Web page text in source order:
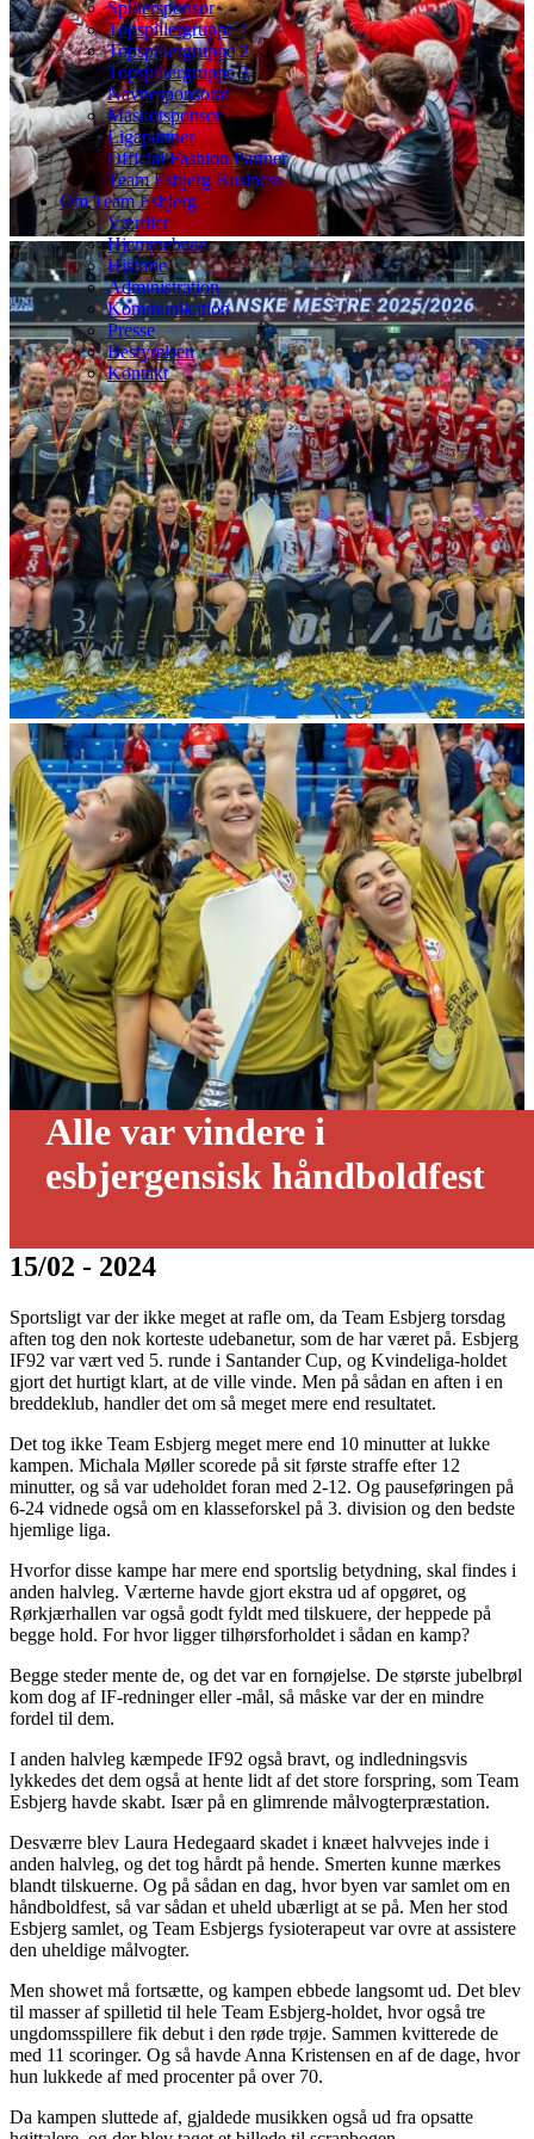
Spillersponsor
Topspillergruppe 1
Topspillergruppe 2
Topspillergruppe 3
Navnesponsorat
Maskotsponsor
Ligapartner
Official Fashion Partner
Team Esbjerg Business
Om Team Esbjerg
Værdier
Hjemmebane
Historie
Administration
Kommunikation
Presse
Bestyrelsen
Kontakt
Alle var vindere i
esbjergensisk håndboldfest
15/02 - 2024
Sportsligt var der ikke meget at rafle om, da Team Esbjerg torsdag
aften tog den nok korteste udebanetur, som de har været på. Esbjerg
IF92 var vært ved 5. runde i Santander Cup, og Kvindeliga-holdet
gjort det hurtigt klart, at de ville vinde. Men på sådan en aften i en
breddeklub, handler det om så meget mere end resultatet.
Det tog ikke Team Esbjerg meget mere end 10 minutter at lukke
kampen. Michala Møller scorede på sit første straffe efter 12
minutter, og så var udeholdet foran med 2-12. Og pauseføringen på
6-24 vidnede også om en klasseforskel på 3. division og den bedste
hjemlige liga.
Hvorfor disse kampe har mere end sportslig betydning, skal findes i
anden halvleg. Værterne havde gjort ekstra ud af opgøret, og
Rørkjærhallen var også godt fyldt med tilskuere, der heppede på
begge hold. For hvor ligger tilhørsforholdet i sådan en kamp?
Begge steder mente de, og det var en fornøjelse. De største jubelbrøl
kom dog af IF-redninger eller -mål, så måske var der en mindre
fordel til dem.
I anden halvleg kæmpede IF92 også bravt, og indledningsvis
lykkedes det dem også at hente lidt af det store forspring, som Team
Esbjerg havde skabt. Især på en glimrende målvogterpræstation.
Desværre blev Laura Hedegaard skadet i knæet halvvejes inde i
anden halvleg, og det tog hårdt på hende. Smerten kunne mærkes
blandt tilskuerne. Og på sådan en dag, hvor byen var samlet om en
håndboldfest, så var sådan et uheld ubærligt at se på. Men her stod
Esbjerg samlet, og Team Esbjergs fysioterapeut var ovre at assistere
den uheldige målvogter.
Men showet må fortsætte, og kampen ebbede langsomt ud. Det blev
til masser af spilletid til hele Team Esbjerg-holdet, hvor også tre
ungdomsspillere fik debut i den røde trøje. Sammen kvitterede de
med 11 scoringer. Og så havde Anna Kristensen en af de dage, hvor
hun lukkede af med procenter på over 70.
Da kampen sluttede af, gjaldede musikken også ud fra opsatte